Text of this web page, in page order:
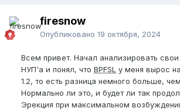
firesnow
Опубликовано 19 октября, 2024
Всем привет. Начал анализировать
НУП'а и понял, что BPFSL у меня вырос
1.2, то есть разница немного больше,
Нормально ли это, и будет ли так
Эрекция при максимальном